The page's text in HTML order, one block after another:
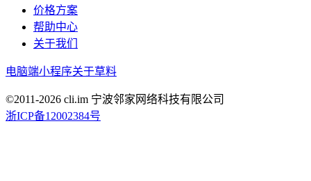
价格方案
帮助中心
关于我们
电脑端小程序关于草料
©2011-2026 cli.im 宁波邻家网络科技有限公司
浙ICP备12002384号